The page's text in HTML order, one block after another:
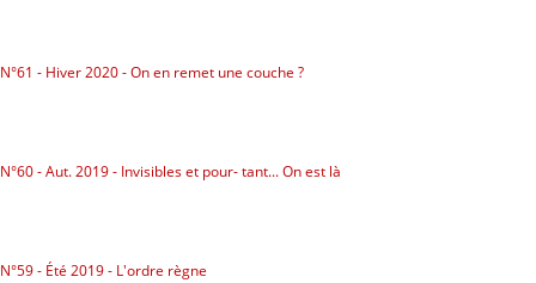
N°61 - Hiver 2020 - On en remet une couche ?
N°60 - Aut. 2019 - Invisibles et pour- tant... On est là
N°59 - Été 2019 - L'ordre règne